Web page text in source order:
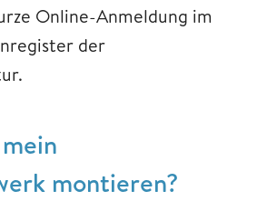
Online-Anmeldung im
der
montieren?